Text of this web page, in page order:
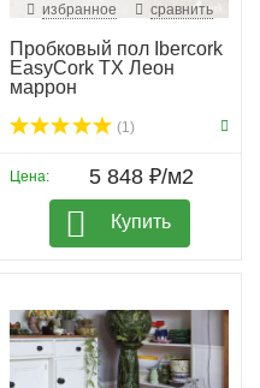
избранное сравнить
Пробковый пол Ibercork
EasyCork TX Леон
маррон
(1)
Цена: 5 848 ₽/м2
Купить